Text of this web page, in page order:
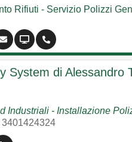
Rifiuti - Servizio Polizzi
System di Alessandro
Industriali - Installazione
3401424324